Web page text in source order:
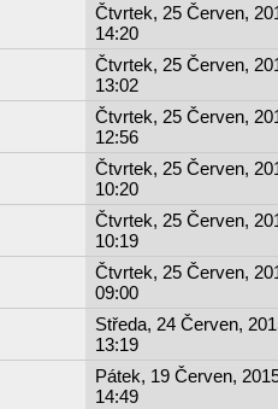
Čtvrtek, 25 Červen,
14:20
Čtvrtek, 25 Červen,
13:02
Čtvrtek, 25 Červen,
12:56
Čtvrtek, 25 Červen,
10:20
Čtvrtek, 25 Červen,
10:19
Čtvrtek, 25 Červen,
09:00
Středa, 24 Červen,
13:19
Pátek, 19 Červen,
14:49